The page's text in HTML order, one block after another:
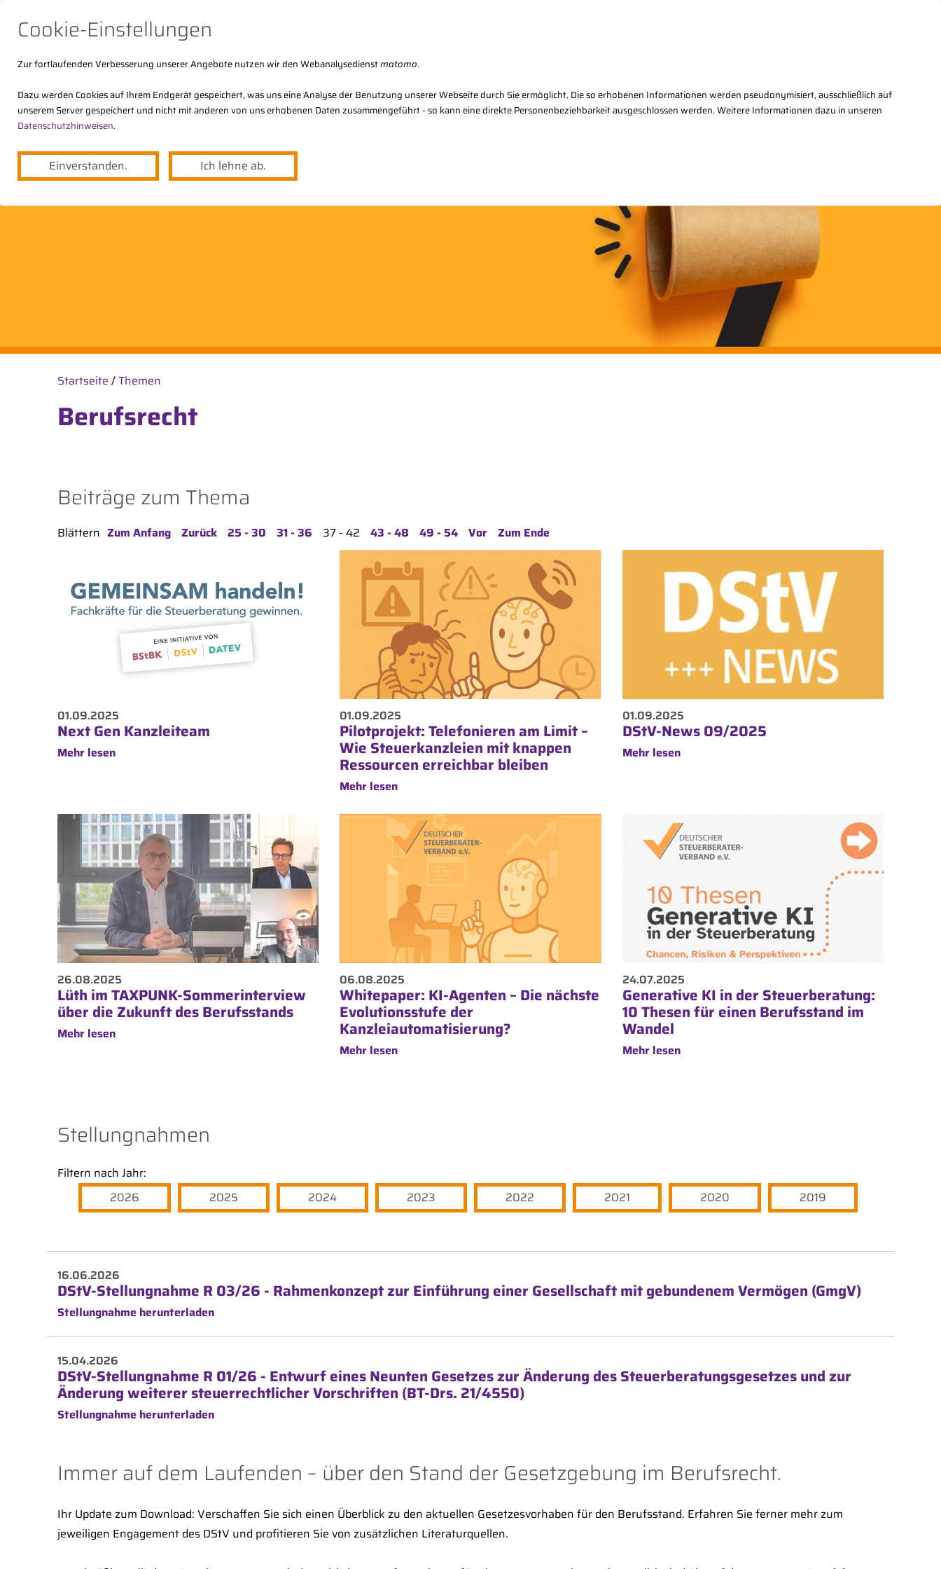
Cookie-Einstellungen
Zur fortlaufenden Verbesserung unserer Angebote nutzen wir den Webanalysedienstmatomo.
Dazu werden Cookies auf Ihrem Endgerät gespeichert, was uns eine Analyse der Benutzung unserer Webseite durch Sie ermöglicht. Die so erhobenen Informationen werden pseudonymisiert, ausschließlich auf
unserem Server gespeichert und nicht mit anderen von uns erhobenen Daten zusammengeführt - so kann eine direkte Personenbeziehbarkeit ausgeschlossen werden. Weitere Informationen dazu in unseren
Datenschutzhinweisen.
Einverstanden. Ich lehne ab.
Der DStV Themen Angebote Regional
Startseite /Themen
Berufsrecht
Beiträge zum Thema
Blättern Zum Anfang Zurück 25 - 30 31 - 36 37 - 42 43 - 48 49 - 54 Vor Zum Ende
01.09.2025
Next Gen Kanzleiteam
Mehr lesen
01.09.2025
Pilotprojekt: Telefonieren am Limit –
Wie Steuerkanzleien mit knappen
Ressourcen erreichbar bleiben
Mehr lesen
01.09.2025
DStV-News 09/2025
Mehr lesen
26.08.2025
Lüth im TAXPUNK-Sommerinterview
über die Zukunft des Berufsstands
Mehr lesen
06.08.2025
Whitepaper: KI-Agenten – Die nächste
Evolutionsstufe der
Kanzleiautomatisierung?
Mehr lesen
24.07.2025
Generative KI in der Steuerberatung:
10 Thesen für einen Berufsstand im
Wandel
Mehr lesen
Stellungnahmen
Filtern nach Jahr:
2026
2025 2024 2023 2022 2021 2020 2019
16.06.2026
DStV-Stellungnahme R 03/26 - Rahmenkonzept zur Einführung einer Gesellschaft mit gebundenem Vermögen (GmgV)
Stellungnahme herunterladen
15.04.2026
DStV-Stellungnahme R 01/26 - Entwurf eines Neunten Gesetzes zur Änderung des Steuerberatungsgesetzes und zur
Änderung weiterer steuerrechtlicher Vorschriften (BT-Drs. 21/4550)
Stellungnahme herunterladen
Immer auf dem Laufenden – über den Stand der Gesetzgebung im Berufsrecht.
Ihr Update zum Download: Verschaffen Sie sich einen Überblick zu den aktuellen Gesetzesvorhaben für den Berufsstand. Erfahren Sie ferner mehr zum
jeweiligen Engagement des DStV und profitieren Sie von zusätzlichen Literaturquellen.